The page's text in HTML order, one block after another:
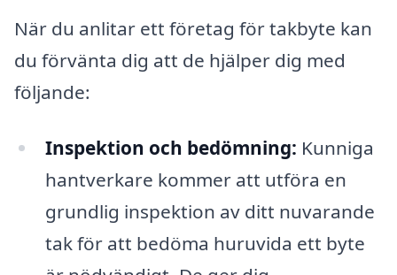
När du anlitar ett företag för takbyte kan
du förvänta dig att de hjälper dig med
följande:
Inspektion och bedömning: Kunniga
hantverkare kommer att utföra en
grundlig inspektion av ditt nuvarande
tak för att bedöma huruvida ett byte